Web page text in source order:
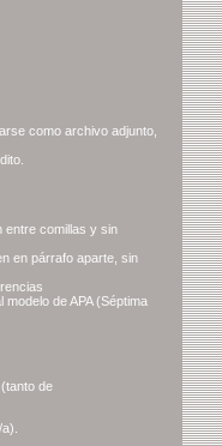
como archivo adjunto,
entre comillas y sin
en párrafo aparte, sin
de APA (Séptima
de